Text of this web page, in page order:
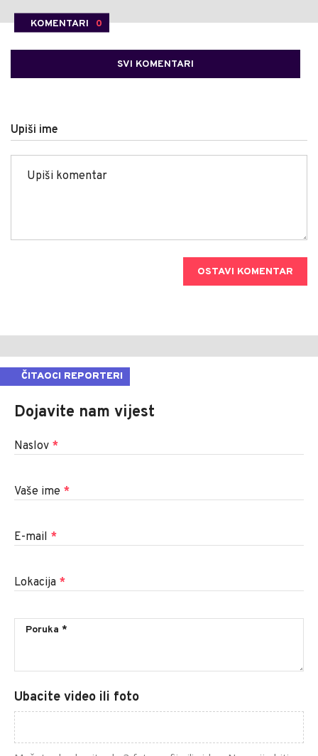
KOMENTARI 0
SVI KOMENTARI
Upiši ime
OSTAVI KOMENTAR
ČITAOCI REPORTERI
Dojavite nam vijest
Naslov *
Vaše ime *
E-mail *
Lokacija *
Ubacite video ili foto